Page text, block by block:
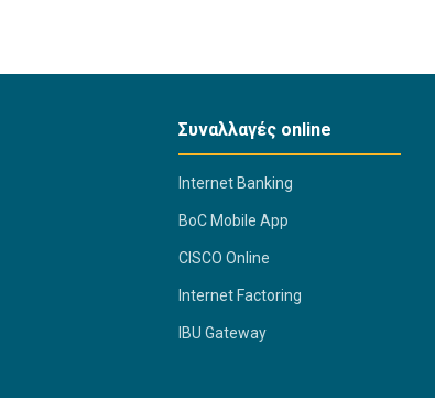
Συναλλαγές online
Internet Banking
BoC Mobile App
CISCO Online
Internet Factoring
IBU Gateway